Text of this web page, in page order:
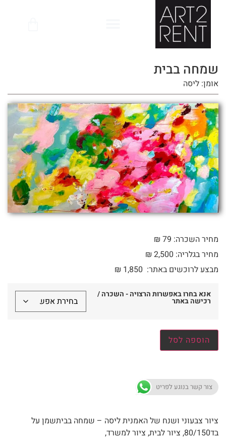
שמחה בבית
אומן: ליסה
מחיר השכרה: 79 ₪
מחיר בגלריה: 2,500 ₪
מבצע לרוכשים באתר:
₪ 1,850
אנא בחרו באפשרות הרצויה - השכרה /
רכישה באתר
הוספה לסל
צור קשר בנוגע לפריט
ציור צבעוני ושנח של האמנית ליסה – שמחה בביתשמן על
בד80/150, ציור לבית, ציור למשרד,